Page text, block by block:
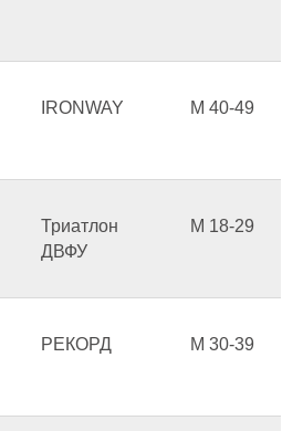
IRONWAY М 40-49
Триатлон
ДВФУ
М 18-29
РЕКОРД М 30-39